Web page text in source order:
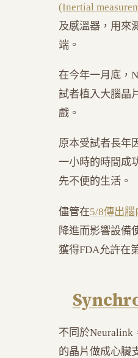
(Inertial
及感溫器，用來
端。
在今年一月底，
試者植入大腦晶
戲。
原本受試者長年
一小時的時間成
先不便的生活。
儘管在5/8傳出
降進而影響設備
獲得FDA允許在
不同於Neuralink
的晶片做成心臟